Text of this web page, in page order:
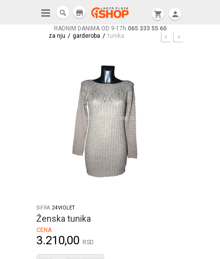
RADNIM DANIMA OD 9-17h 065 333 55 60
shopping_cart person
store
za nju / garderoba / tunika
ŠIFRA:24VIOLET
Ženska tunika
CENA
3.210,00 RSD